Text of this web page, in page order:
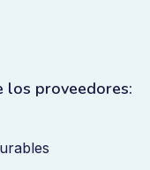
los proveedores: